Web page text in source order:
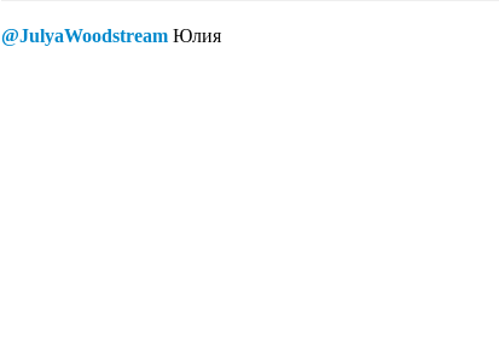
@JulyaWoodstream Юлия